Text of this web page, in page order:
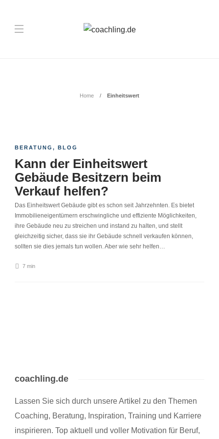
Home Einheitswert
BERATUNG , BLOG
Kann der Einheitswert
Gebäude Besitzern beim
Verkauf helfen?
Das Einheitswert Gebäude gibt es schon seit Jahrzehnten. Es bietet
Immobilieneigentümern erschwingliche und effiziente Möglichkeiten,
ihre Gebäude neu zu streichen und instand zu halten, und stellt
gleichzeitig sicher, dass sie ihr Gebäude schnell verkaufen können,
sollten sie dies jemals tun wollen. Aber wie sehr helfen…
7 min
coachling.de
Lassen Sie sich durch unsere Artikel zu den Themen
Coaching, Beratung, Inspiration, Training und Karriere
inspirieren. Top aktuell und voller Motivation für Beruf,